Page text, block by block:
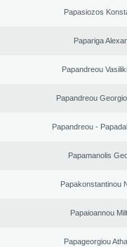
Papasiozos
Papariga
Papandreou
Papandreou
Papandreou -
Papamanolis
Papakonstantinou
Papaioannou
Papageorgiou